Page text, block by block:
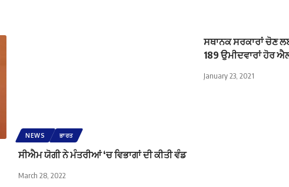
NEWS ਭਾਰਤ
ਸੀਐਮ ਯੋਗੀ ਨੇ ਮੰਤਰੀਆਂ ‘ਚ ਵਿਭਾਗਾਂ ਦੀ ਕੀਤੀ ਵੰਡ
March 28, 2022
ਸਥਾਨਕ ਸਰਕਾਰਾਂ ਚੋਣ
189 ਉਮੀਦਵਾਰਾਂ ਹੋਰ
January 23, 2021